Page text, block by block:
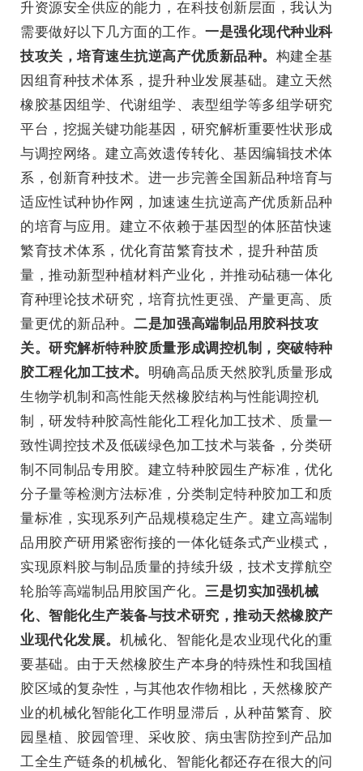
升资源安全供应的能力，在科技创新层面，我认为
需要做好以下几方面的工作。一是强化现代种业科
技攻关，培育速生抗逆高产优质新品种。 构建全基
因组育种技术体系，提升种业发展基础。建立天然
橡胶基因组学、代谢组学、表型组学等多组学研究
平台，挖掘关键功能基因，研究解析重要性状形成
与调控网络。建立高效遗传转化、基因编辑技术体
系，创新育种技术。进一步完善全国新品种培育与
适应性试种协作网，加速速生抗逆高产优质新品种
的培育与应用。建立不依赖于基因型的体胚苗快速
繁育技术体系，优化育苗繁育技术，提升种苗质
量，推动新型种植材料产业化，并推动砧穗一体化
育种理论技术研究，培育抗性更强、产量更高、质
量更优的新品种。二是加强高端制品用胶科技攻
关。研究解析特种胶质量形成调控机制，突破特种
胶工程化加工技术。 明确高品质天然胶乳质量形成
生物学机制和高性能天然橡胶结构与性能调控机
制，研发特种胶高性能化工程化加工技术、质量一
致性调控技术及低碳绿色加工技术与装备，分类研
制不同制品专用胶。建立特种胶园生产标准，优化
分子量等检测方法标准，分类制定特种胶加工和质
量标准，实现系列产品规模稳定生产。建立高端制
品用胶产研用紧密衔接的一体化链条式产业模式，
实现原料胶与制品质量的持续升级，技术支撑航空
轮胎等高端制品用胶国产化。三是切实加强机械
化、智能化生产装备与技术研究，推动天然橡胶产
业现代化发展。 机械化、智能化是农业现代化的重
要基础。由于天然橡胶生产本身的特殊性和我国植
胶区域的复杂性，与其他农作物相比，天然橡胶产
业的机械化智能化工作明显滞后，从种苗繁育、胶
园垦植、胶园管理、采收胶、病虫害防控到产品加
工全生产链条的机械化、智能化都还存在很大的问